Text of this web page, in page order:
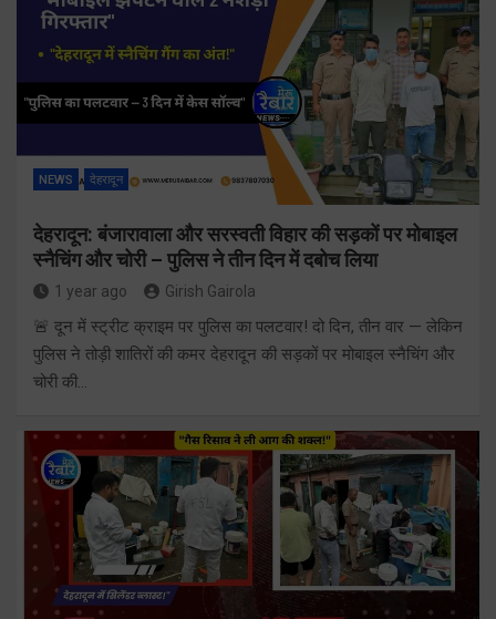
NEWS देहरादून
देहरादून: बंजारावाला और सरस्वती विहार की सड़कों पर मोबाइल
स्नैचिंग और चोरी – पुलिस ने तीन दिन में दबोच लिया
1 year ago Girish Gairola
🚨 दून में स्ट्रीट क्राइम पर पुलिस का पलटवार! दो दिन, तीन वार — लेकिन
पुलिस ने तोड़ी शातिरों की कमर देहरादून की सड़कों पर मोबाइल स्नैचिंग और
चोरी की…